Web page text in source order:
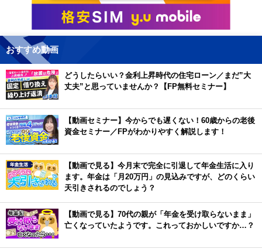
おすすめ動画
どうしたらいい？金利上昇時代の住宅ローン／まだ”大
丈夫”と思っていませんか？【FP無料セミナー】
【動画セミナー】今からでも遅くない！60歳からの老後
資金セミナー／FPがわかりやすく解説します！
【動画で見る】今月末で完全に引退して年金生活に入り
ます。年金は「月20万円」の見込みですが、どのくらい
天引きされるのでしょう？
【動画で見る】70代の親が「年金を受け取らないまま」
亡くなっていたようです。これっておかしいですか…？